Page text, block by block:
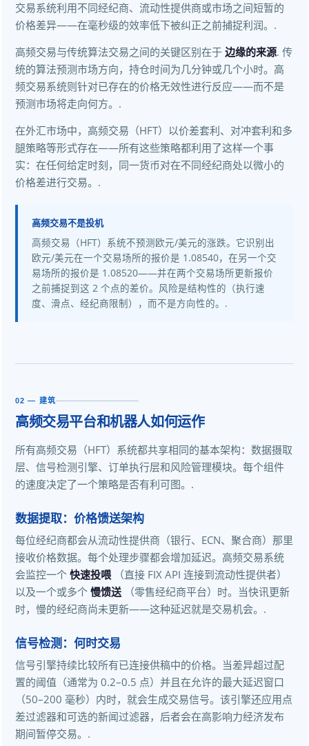
交易系统利用不同经纪商、流动性提供商或市场之间短暂的
价格差异——在毫秒级的效率低下被纠正之前捕捉利润。.
高频交易与传统算法交易之间的关键区别在于 边缘的来源. 传
统的算法预测市场方向，持仓时间为几分钟或几个小时。高
频交易系统则针对已存在的价格无效性进行反应——而不是
预测市场将走向何方。.
在外汇市场中，高频交易（HFT）以价差套利、对冲套利和多
腿策略等形式存在——所有这些策略都利用了这样一个事
实：在任何给定时刻，同一货币对在不同经纪商处以微小的
价格差进行交易。.
高频交易不是投机
高频交易（HFT）系统不预测欧元/美元的涨跌。它识别出
欧元/美元在一个交易场所的报价是 1.08540，在另一个交
易场所的报价是 1.08520——并在两个交易场所更新报价
之前捕捉到这 2 个点的差价。风险是结构性的（执行速
度、滑点、经纪商限制），而不是方向性的。.
02 — 建筑
高频交易平台和机器人如何运作
所有高频交易（HFT）系统都共享相同的基本架构：数据摄取
层、信号检测引擎、订单执行层和风险管理模块。每个组件
的速度决定了一个策略是否有利可图。.
数据提取：价格馈送架构
每位经纪商都会从流动性提供商（银行、ECN、聚合商）那里
接收价格数据。每个处理步骤都会增加延迟。高频交易系统
会监控一个 快速投喂 （直接 FIX API 连接到流动性提供者）
以及一个或多个 慢馈送 （零售经纪商平台）时。当快讯更新
时，慢的经纪商尚未更新——这种延迟就是交易机会。.
信号检测：何时交易
信号引擎持续比较所有已连接供稿中的价格。当差异超过配
置的阈值（通常为 0.2–0.5 点）并且在允许的最大延迟窗口
（50–200 毫秒）内时，就会生成交易信号。该引擎还应用点
差过滤器和可选的新闻过滤器，后者会在高影响力经济发布
期间暂停交易。.